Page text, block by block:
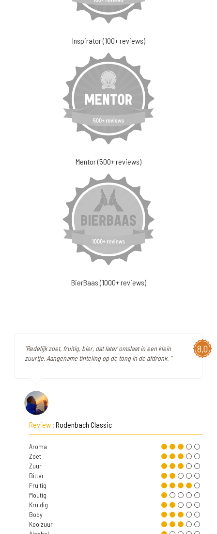
Inspirator (100+ reviews)
Mentor (500+ reviews)
BierBaas (1000+ reviews)
8,0
"Redelijk zoet, fruitig, bier, dat later omslaat in een klein
zuurtje. Aangename tinteling op de tong in de afdronk. "
Review : Rodenbach Classic
Aroma
Zoet
Zuur
Bitter
Fruitig
Moutig
Kruidig
Body
Koolzuur